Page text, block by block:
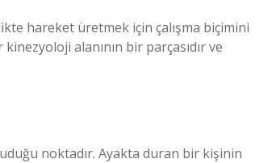
hareket üretmek için çalışma biçimini
alanının bir parçasıdır ve
noktadır. Ayakta duran bir kişinin